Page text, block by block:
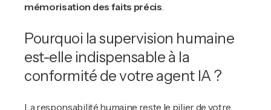
mémorisation des faits précis.
Pourquoi la supervision humaine
est-elle indispensable à la
conformité de votre agent IA ?
La responsabilité humaine reste le pilier de votre